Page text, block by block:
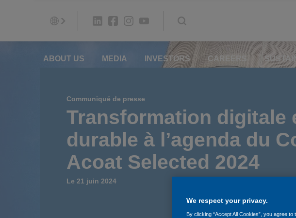
ABOUT US MEDIA INVESTORS CAREERS
Communiqué de presse
Transformation digitale
durable à l’agenda du
Acoat Selected 2024
Le 21 juin 2024
We respect your privacy.
By clicking “Accept All Cookies”, you agree